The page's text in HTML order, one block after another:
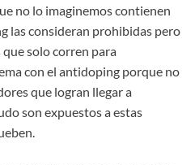
no lo imaginemos contienen
las consideran prohibidas pero
que solo corren para
con el antidoping porque no
que logran llegar a
son expuestos a estas